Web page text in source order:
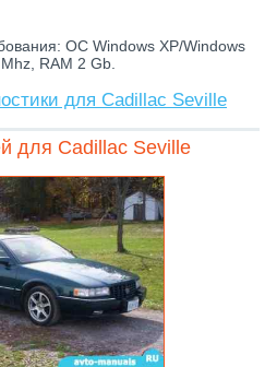
ОС Windows XP/Windows
RAM 2 Gb.
для Cadillac Seville
для Cadillac Seville